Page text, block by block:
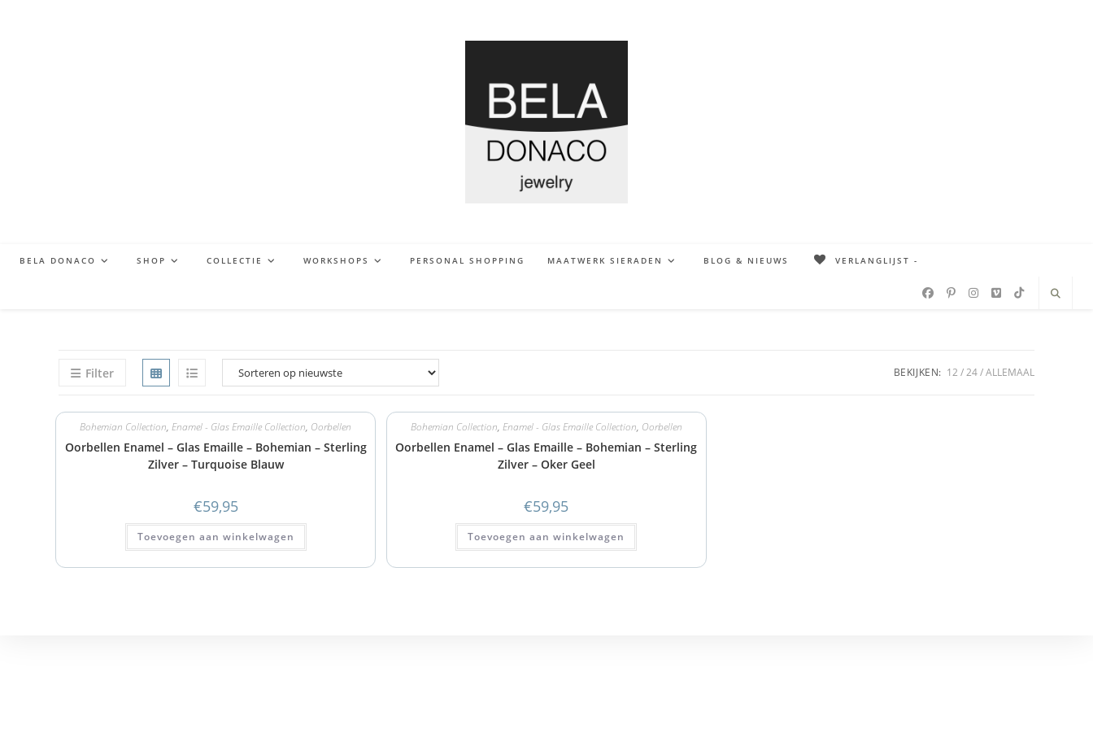
BELA DONACO SHOP COLLECTIE WORKSHOPS PERSONAL SHOPPING MAATWERK SIERADEN BLOG & NIEUWS VERLANGLIJST -
Filter BEKIJKEN: 12 24 ALLEMAAL
Bohemian Collection,Enamel - Glas Emaille Collection, Oorbellen
Oorbellen Enamel – Glas Emaille – Bohemian – Sterling
Zilver – Turquoise Blauw
€59,95
Toevoegen aan winkelwagen
Bohemian Collection, Enamel - Glas Emaille Collection, Oorbellen
Oorbellen Enamel – Glas Emaille – Bohemian – Sterling
Zilver – Oker Geel
€59,95
Toevoegen aan winkelwagen